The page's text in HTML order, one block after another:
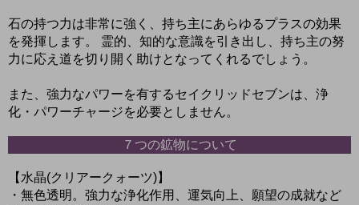
石の持つ力は非常に強く、持ち主にあらゆるプラスの効果
を発揮します。 霊的、知的な意識を引き出し、持ち主の努
力に応え道を切り開く助けとなってくれるでしょう。
また、強力なパワーを有するセイクリッドセブンは、浄
化・パワーチャージを必要としません。
７つの鉱物について
【水晶(クリアークォーツ)】
・無色透明。強力な浄化作用、運気向上、願望の成就など